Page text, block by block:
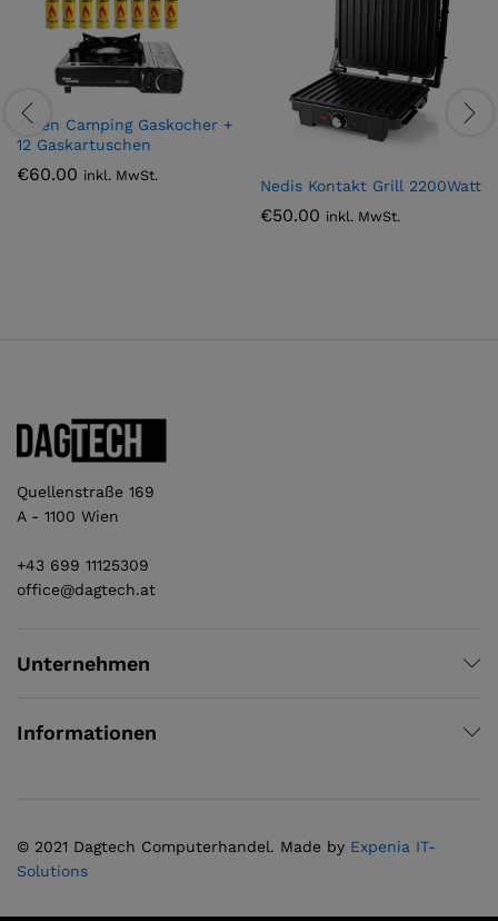
Alpen Camping Gaskocher +
12 Gaskartuschen
€60.00 inkl. MwSt.
Nedis Kontakt Grill 2200Watt
€50.00 inkl. MwSt.
Quellenstraße 169
A - 1100 Wien
+43 699 11125309
office@dagtech.at
Unternehmen
Informationen
© 2021 Dagtech Computerhandel. Made by Expenia IT-
Solutions